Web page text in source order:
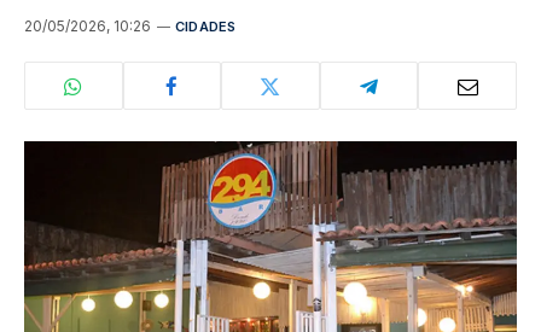
20/05/2026, 10:26 CIDADES